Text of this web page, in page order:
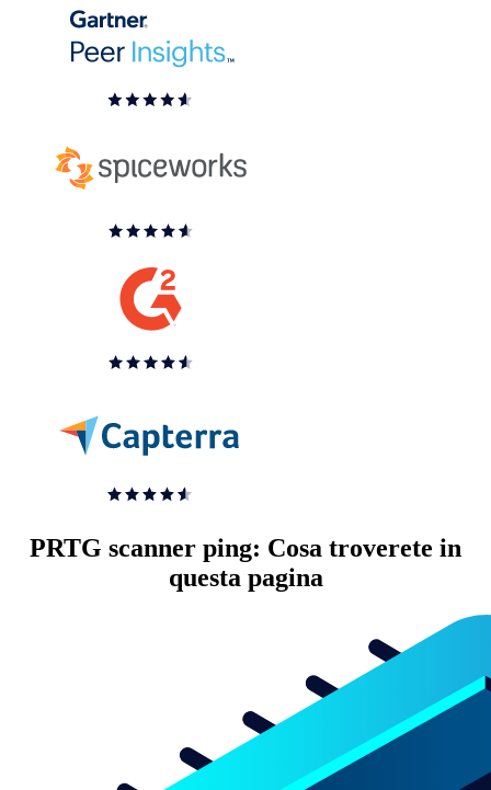
PRTG scanner ping: Cosa troverete in
questa pagina